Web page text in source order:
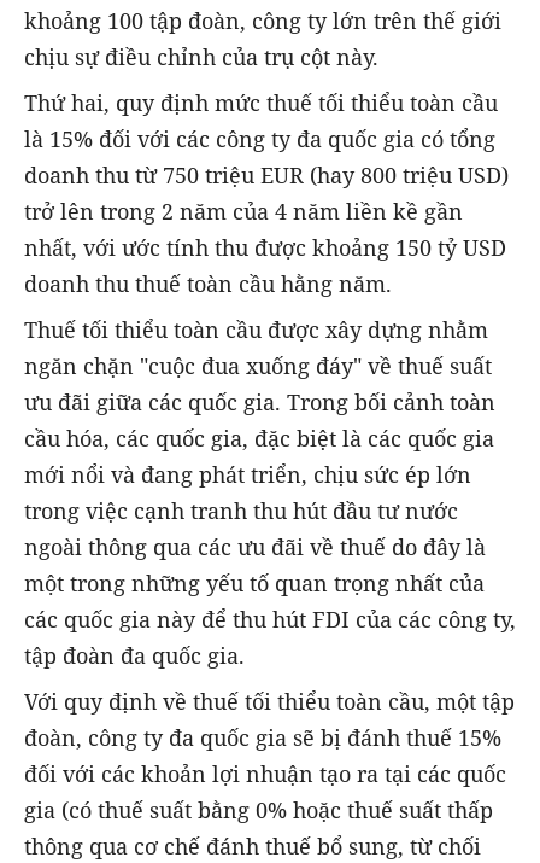
khoảng 100 tập đoàn, công ty lớn trên thế giới
chịu sự điều chỉnh của trụ cột này.
Thứ hai, quy định mức thuế tối thiểu toàn cầu
là 15% đối với các công ty đa quốc gia có tổng
doanh thu từ 750 triệu EUR (hay 800 triệu USD)
trở lên trong 2 năm của 4 năm liền kề gần
nhất, với ước tính thu được khoảng 150 tỷ USD
doanh thu thuế toàn cầu hằng năm.
Thuế tối thiểu toàn cầu được xây dựng nhằm
ngăn chặn "cuộc đua xuống đáy" về thuế suất
ưu đãi giữa các quốc gia. Trong bối cảnh toàn
cầu hóa, các quốc gia, đặc biệt là các quốc gia
mới nổi và đang phát triển, chịu sức ép lớn
trong việc cạnh tranh thu hút đầu tư nước
ngoài thông qua các ưu đãi về thuế do đây là
một trong những yếu tố quan trọng nhất của
các quốc gia này để thu hút FDI của các công ty,
tập đoàn đa quốc gia.
Với quy định về thuế tối thiểu toàn cầu, một tập
đoàn, công ty đa quốc gia sẽ bị đánh thuế 15%
đối với các khoản lợi nhuận tạo ra tại các quốc
gia (có thuế suất bằng 0% hoặc thuế suất thấp
thông qua cơ chế đánh thuế bổ sung, từ chối